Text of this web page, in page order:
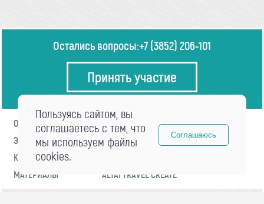
Остались вопросы:+7 (3852) 206-101
Принять участие
О ФОРУМЕ
ПРОГРАММА
ЭКСПЕРТЫ
НОВОСТИ
КОНТАКТЫ
МАТЕРИАЛЫ
ALTAI TRAVEL CREATE
Пользуясь сайтом, вы
соглашаетесь с тем, что
мы используем файлы
cookies.
Соглашаюсь